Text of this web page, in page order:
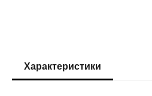
Характеристики